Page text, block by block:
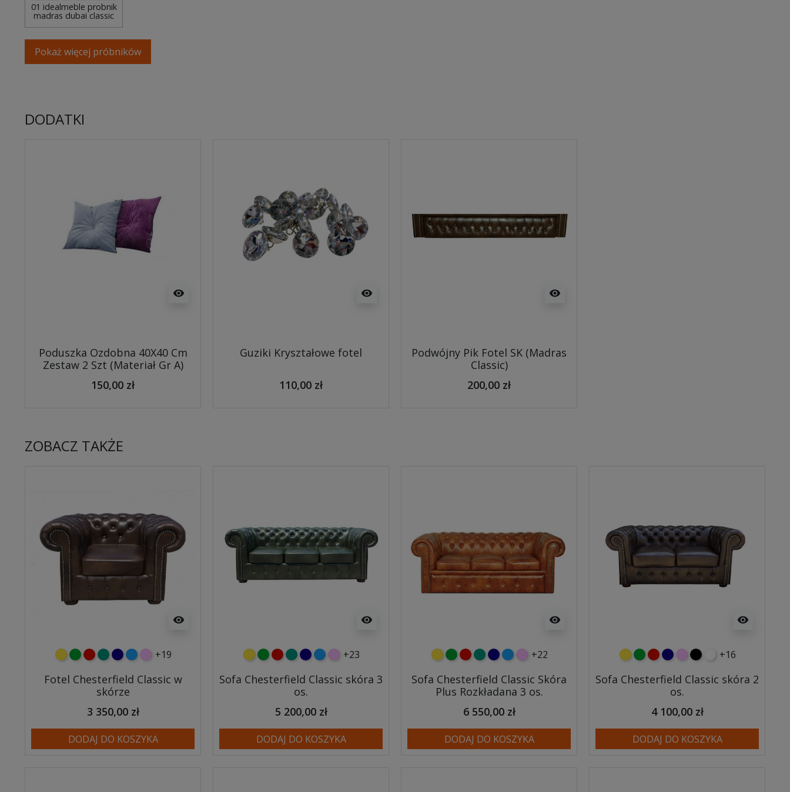
01 idealmeble probnik
madras dubai classic
Pokaż więcej próbników
DODATKI
visibility
Poduszka Ozdobna 40X40 Cm
Zestaw 2 Szt (Materiał Gr A)
150,00 zł
visibility
Guziki Kryształowe fotel
110,00 zł
visibility
Podwójny Pik Fotel SK (Madras
Classic)
200,00 zł
ZOBACZ TAKŻE
visibility
żółtyzielonyczerwony
turkusowy
granatowy
niebieski
różowy
+19
Fotel Chesterfield Classic w
skórze
3 350,00 zł
DODAJ DO KOSZYKA
visibility
żółtyzielonyczerwony
turkusowy
granatowy
niebieski
różowy
+23
Sofa Chesterfield Classic skóra 3
os.
5 200,00 zł
DODAJ DO KOSZYKA
visibility
żółtyzielonyczerwony
turkusowy
granatowy
niebieski
różowy
+22
Sofa Chesterfield Classic Skóra
Plus Rozkładana 3 os.
6 550,00 zł
DODAJ DO KOSZYKA
visibility
żółtyzielonyczerwony
granatowy
różowyczarnybiały+16
Sofa Chesterfield Classic skóra 2
os.
4 100,00 zł
DODAJ DO KOSZYKA